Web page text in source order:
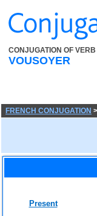
CONJUGATION OF VERB
VOUSOYER
FRENCH CONJUGATION
Present